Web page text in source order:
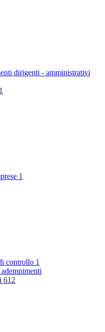
dirigenti - amministrativi
1
1
controllo 1
612